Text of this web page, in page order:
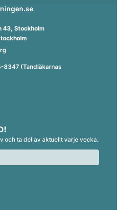
43, Stockholm
8347 (Tandläkarnas
och ta del av aktuellt varje vecka.